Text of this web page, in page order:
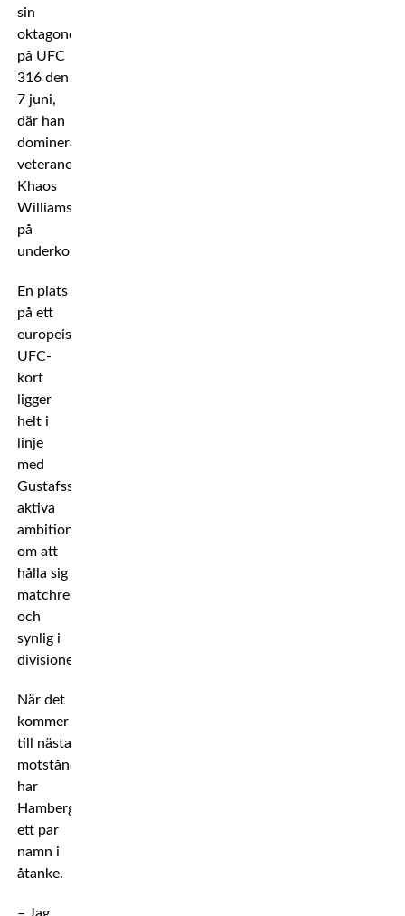
sin
oktagondebut
på UFC
316 den
7 juni,
där han
dominerade
veteranen
Khaos
Williams
på
underkortet.
En plats
på ett
europeiskt
UFC-
kort
ligger
helt i
linje
med
Gustafssons
aktiva
ambition
om att
hålla sig
matchredo
och
synlig i
divisionen.
När det
kommer
till nästa
motståndare
har
Hamberg
ett par
namn i
åtanke.